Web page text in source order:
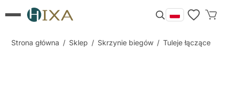
Strona główna / Sklep / Skrzynie biegów / Tuleje łączące